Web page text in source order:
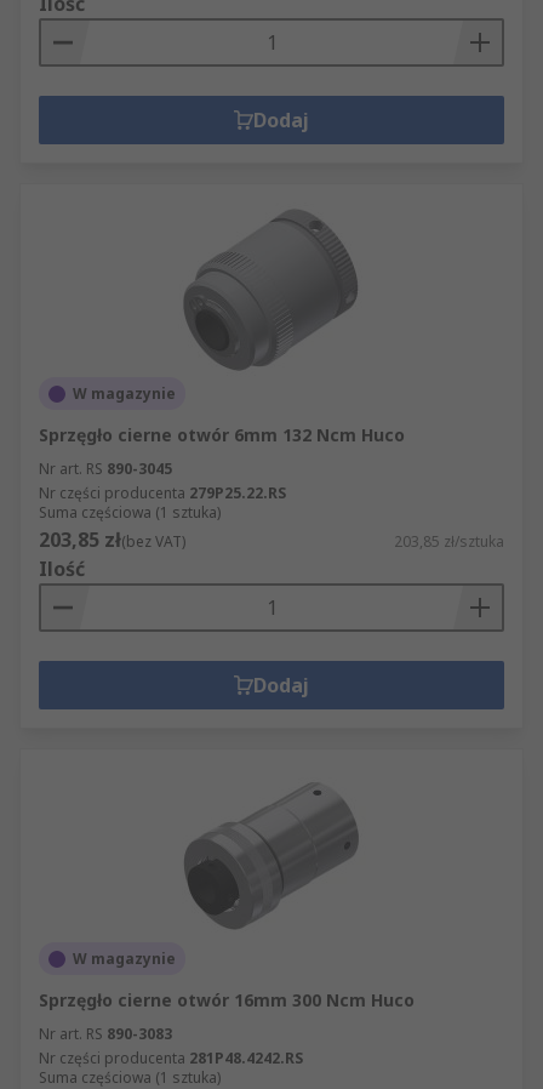
Dodaj
W magazynie
Sprzęgło cierne otwór 6mm 132 Ncm Huco
Nr art. RS 890-3045
Nr części producenta 279P25.22.RS
Suma częściowa (1 sztuka)
203,85 zł(bez VAT) 203,85 zł/sztuka
Ilość
Dodaj
W magazynie
Sprzęgło cierne otwór 16mm 300 Ncm Huco
Nr art. RS 890-3083
Nr części producenta 281P48.4242.RS
Suma częściowa (1 sztuka)